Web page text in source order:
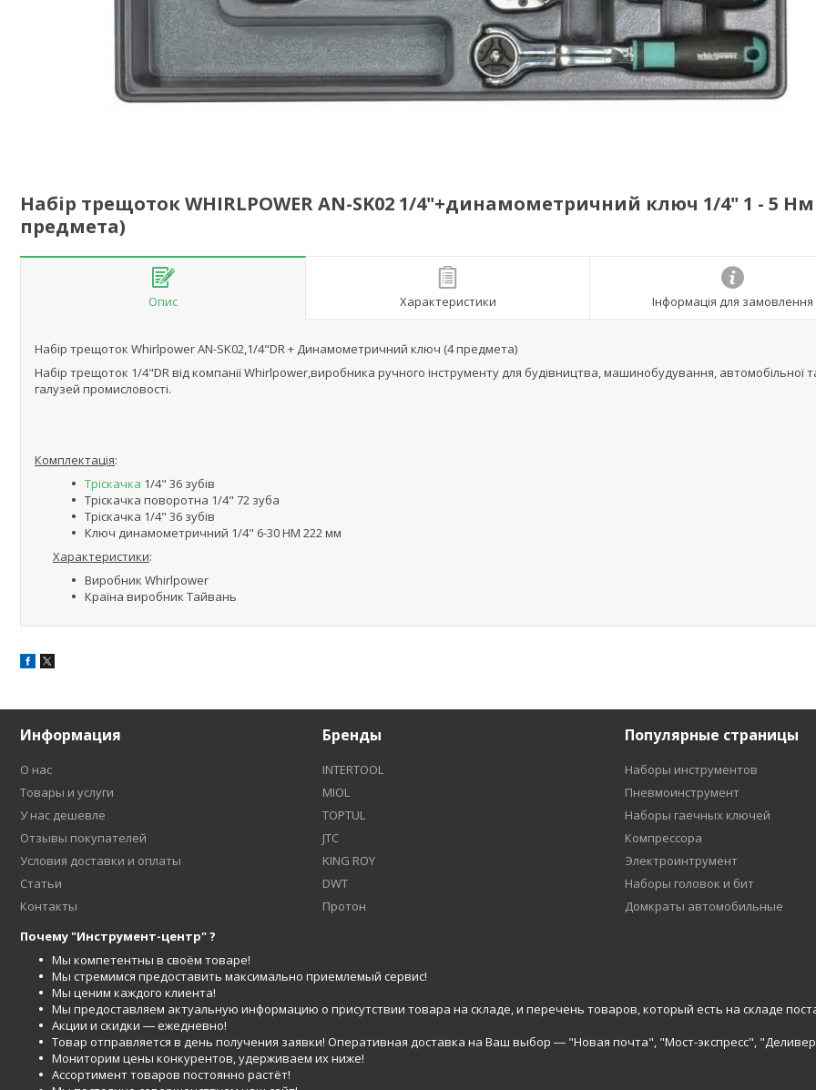
Набір трещоток WHIRLPOWER AN-SK02 1/4"+динамометричний ключ 1/4" 1 - 5 Нм
предмета)
Опис Характеристики Інформація для замовлення
Набір трещоток Whirlpower AN-SK02,1/4"DR + Динамометричний ключ (4 предмета)
Набір трещоток 1/4"DR від компанії Whirlpower,виробника ручного інструменту для будівництва, машинобудування, автомобільної
галузей промисловості.
Комплектація:
Тріскачка 1/4" 36 зубів
Тріскачка поворотна 1/4" 72 зуба
Тріскачка 1/4" 36 зубів
Ключ динамометричний 1/4" 6-30 НМ 222 мм
Характеристики:
Виробник Whirlpower
Країна виробник Тайвань
Информация
О нас
Товары и услуги
У нас дешевле
Отзывы покупателей
Условия доставки и оплаты
Статьи
Контакты
Бренды
INTERTOOL
MIOL
TOPTUL
JTC
KING ROY
DWT
Протон
Популярные страницы
Наборы инструментов
Пневмоинструмент
Наборы гаечных ключей
Компрессора
Электроинтрумент
Наборы головок и бит
Домкраты автомобильные
Почему "Инструмент-центр" ?
Мы компетентны в своём товаре!
Мы стремимся предоставить максимально приемлемый сервис!
Мы ценим каждого клиента!
Мы предоставляем актуальную информацию о присутствии товара на складе, и перечень товаров, который есть на складе
Акции и скидки ― ежедневно!
Товар отправляется в день получения заявки! Оперативная доставка на Ваш выбор ― "Новая почта", "Мост-экспресс",
Мониторим цены конкурентов, удерживаем их ниже!
Ассортимент товаров постоянно растёт!